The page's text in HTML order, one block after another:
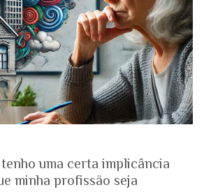
uma certa implicância
minha profissão seja